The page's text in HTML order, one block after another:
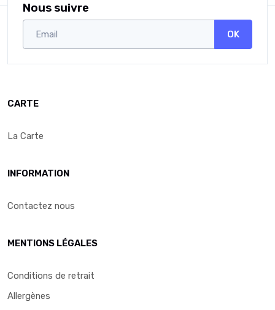
Nous suivre
OK
CARTE
La Carte
INFORMATION
Contactez nous
MENTIONS LÉGALES
Conditions de retrait
Allergènes